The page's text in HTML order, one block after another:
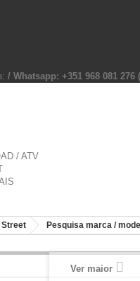
/ Whatsapp: +351 968 081
/ ATV
Street Pesquisa marca /
Ver maior